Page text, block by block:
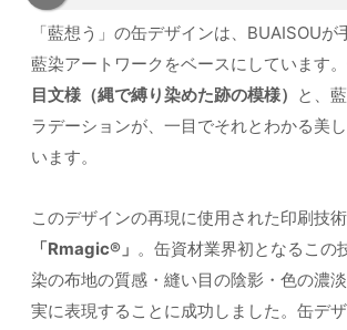
「藍想う」の缶デザインは、BUAISOUが
藍染アートワークをベースにしています
目文様（縄で縛り染めた跡の模様） と、
ラデーションが、一目でそれとわかる美
います。
このデザインの再現に使用された印刷技
「Rmagic®」 。缶資材業界初となるこの
染の布地の質感・縫い目の陰影・色の濃
実に表現することに成功しました。缶デ